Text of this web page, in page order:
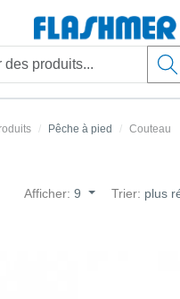
Pêche à pied Couteau
Afficher:9 Trier: plus